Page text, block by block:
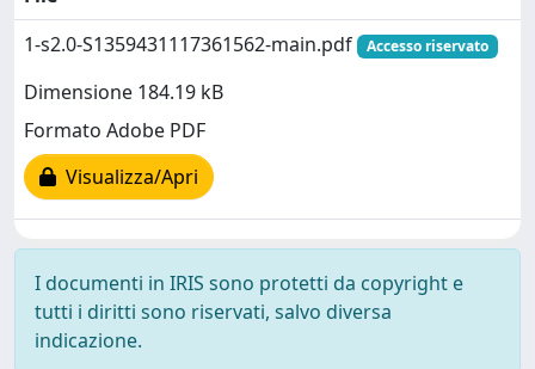
1-s2.0-S1359431117361562-main.pdf
Accesso riservato
Dimensione 184.19 kB
Formato Adobe PDF
Visualizza/Apri
I documenti in IRIS sono protetti da copyright e
tutti i diritti sono riservati, salvo diversa
indicazione.